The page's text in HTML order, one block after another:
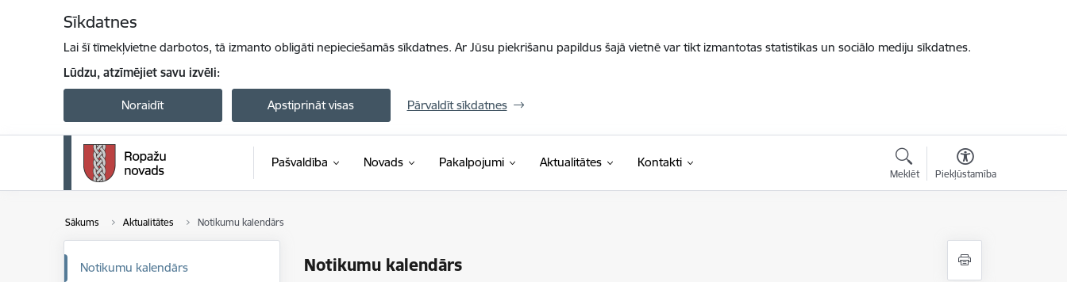
Sīkdatnes
Lai šī tīmekļvietne darbotos, tā izmanto obligāti nepieciešamās sīkdatnes. Ar Jūsu piekrišanu papildus šajā vietnē var tikt izmantotas statistikas un sociālo mediju sīkdatnes.
Lūdzu, atzīmējiet savu izvēli:
Noraidīt Apstiprināt visas Pārvaldīt sīkdatnes
Pašvaldība Novads Pakalpojumi Aktualitātes Kontakti
Meklēt Piekļūstamība
Sākums Aktualitātes Notikumu kalendārs
Notikumu kalendārs
Notikumu kalendārs